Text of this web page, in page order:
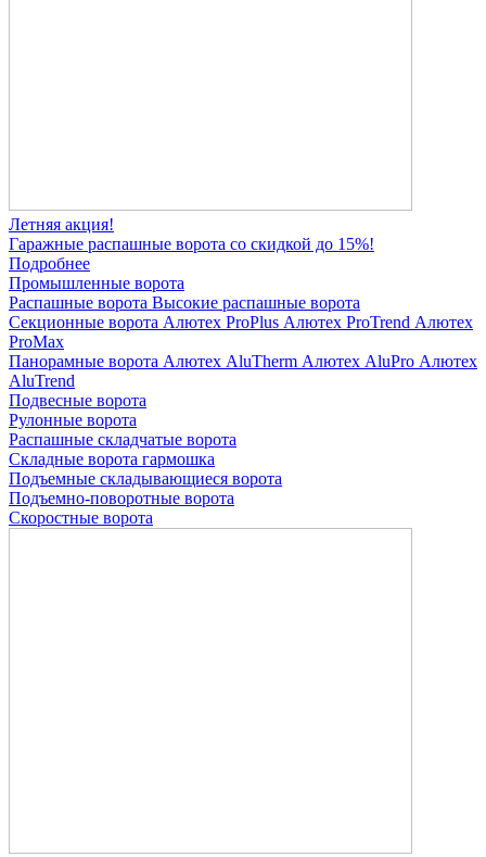
Летняя акция!
Гаражные распашные ворота со скидкой до 15%!
Подробнее
Промышленные ворота
Распашные ворота Высокие распашные ворота
Секционные ворота Алютех ProPlus Алютех ProTrend Алютех
ProMax
Панорамные ворота Алютех AluTherm Алютех AluPro Алютех
AluTrend
Подвесные ворота
Рулонные ворота
Распашные складчатые ворота
Складные ворота гармошка
Подъемные складывающиеся ворота
Подъемно-поворотные ворота
Скоростные ворота